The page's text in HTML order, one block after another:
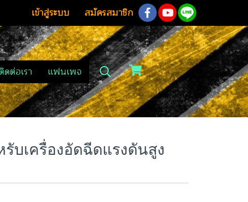
เข้าสู่ระบบ สมัครสมาชิก
ดต่อเรา แฟนเพจ
บเครื่องอัดฉีดแรงดันสูง